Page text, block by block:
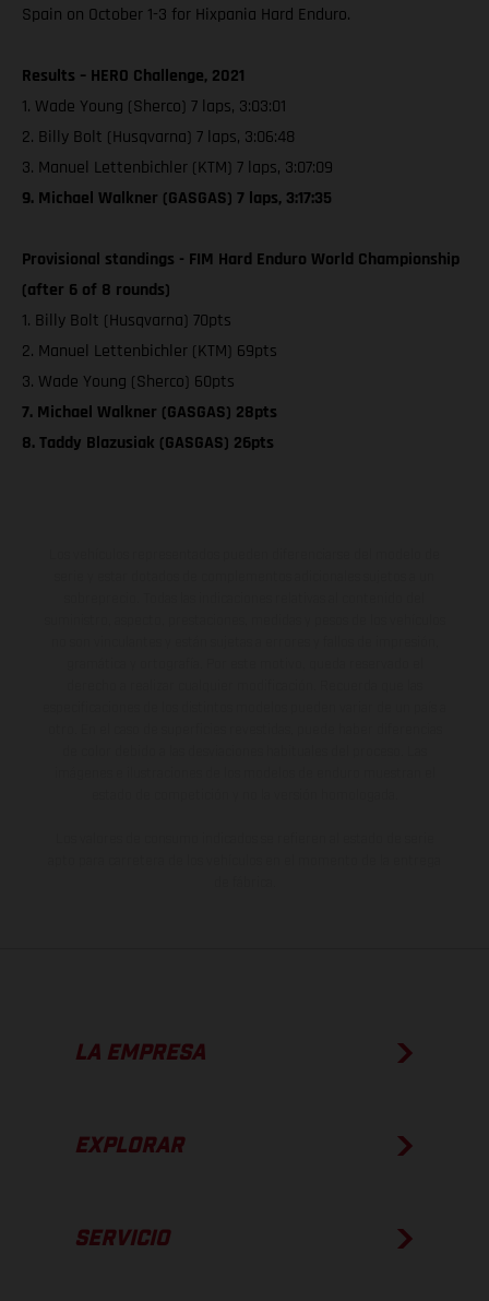
Spain on October 1-3 for Hixpania Hard Enduro.
Results – HERO Challenge, 2021
1. Wade Young (Sherco) 7 laps, 3:03:01
2. Billy Bolt (Husqvarna) 7 laps, 3:06:48
3. Manuel Lettenbichler (KTM) 7 laps, 3:07:09
9. Michael Walkner (GASGAS) 7 laps, 3:17:35
Provisional standings - FIM Hard Enduro World Championship
(after 6 of 8 rounds)
1. Billy Bolt (Husqvarna) 70pts
2. Manuel Lettenbichler (KTM) 69pts
3. Wade Young (Sherco) 60pts
7. Michael Walkner (GASGAS) 28pts
8. Taddy Blazusiak (GASGAS) 26pts
LA EMPRESA
EXPLORAR
SERVICIO